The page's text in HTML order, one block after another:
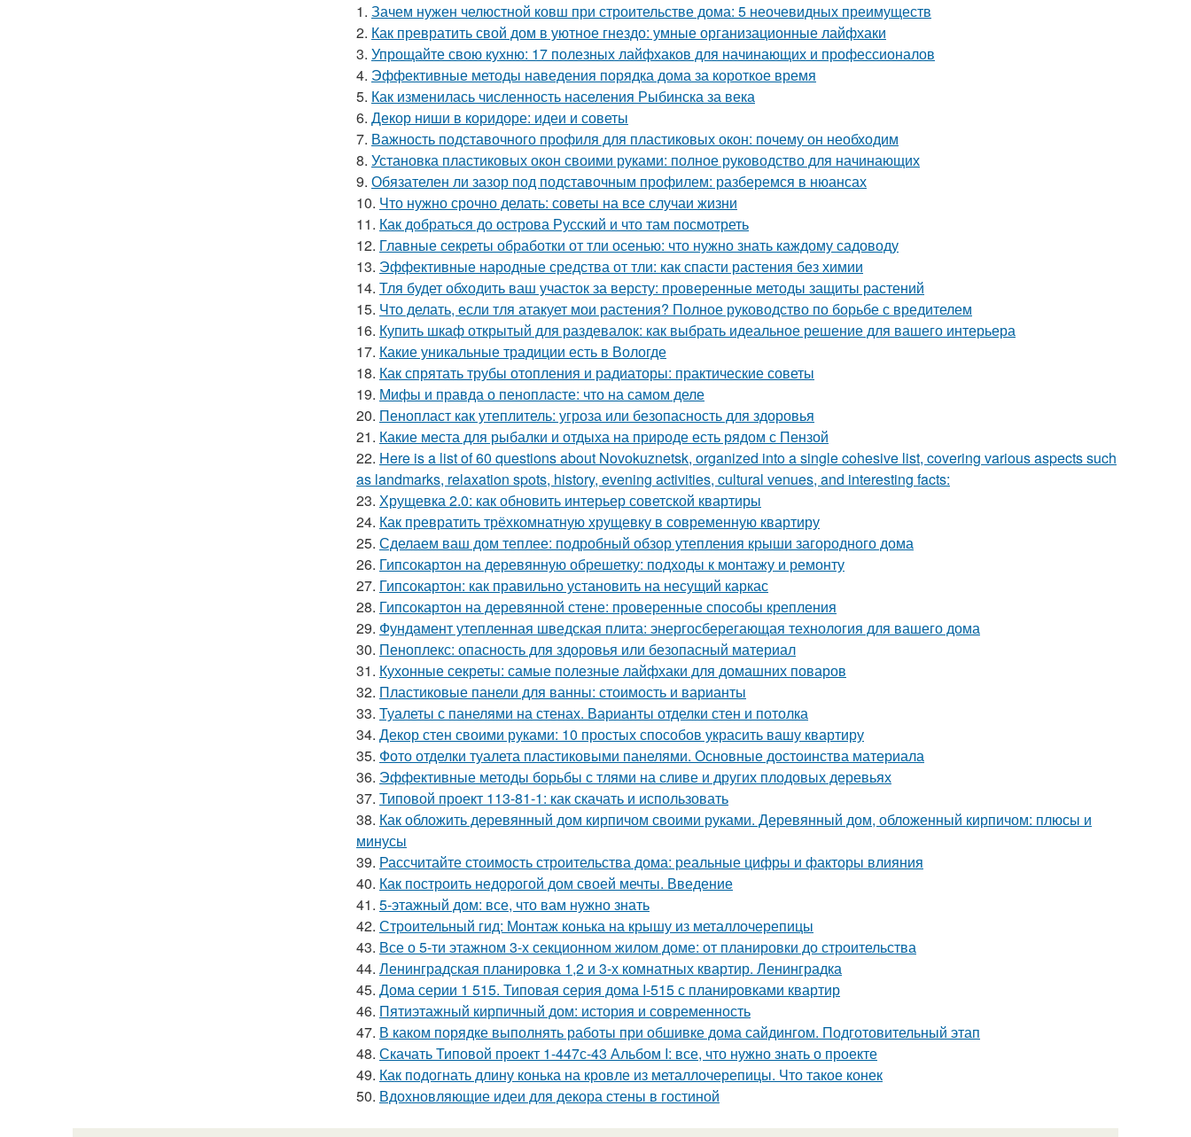
1. Зачем нужен челюстной ковш при строительстве дома: 5 неочевидных преимуществ
2. Как превратить свой дом в уютное гнездо: умные организационные лайфхаки
3. Упрощайте свою кухню: 17 полезных лайфхаков для начинающих и профессионалов
4. Эффективные методы наведения порядка дома за короткое время
5. Как изменилась численность населения Рыбинска за века
6. Декор ниши в коридоре: идеи и советы
7. Важность подставочного профиля для пластиковых окон: почему он необходим
8. Установка пластиковых окон своими руками: полное руководство для начинающих
9. Обязателен ли зазор под подставочным профилем: разберемся в нюансах
10. Что нужно срочно делать: советы на все случаи жизни
11. Как добраться до острова Русский и что там посмотреть
12. Главные секреты обработки от тли осенью: что нужно знать каждому садоводу
13. Эффективные народные средства от тли: как спасти растения без химии
14. Тля будет обходить ваш участок за версту: проверенные методы защиты растений
15. Что делать, если тля атакует мои растения? Полное руководство по борьбе с вредителем
16. Купить шкаф открытый для раздевалок: как выбрать идеальное решение для вашего интерьера
17. Какие уникальные традиции есть в Вологде
18. Как спрятать трубы отопления и радиаторы: практические советы
19. Мифы и правда о пенопласте: что на самом деле
20. Пенопласт как утеплитель: угроза или безопасность для здоровья
21. Какие места для рыбалки и отдыха на природе есть рядом с Пензой
22. Here is a list of 60 questions about Novokuznetsk, organized into a single cohesive list, covering various aspects such
as landmarks, relaxation spots, history, evening activities, cultural venues, and interesting facts:
23. Хрущевка 2.0: как обновить интерьер советской квартиры
24. Как превратить трёхкомнатную хрущевку в современную квартиру
25. Сделаем ваш дом теплее: подробный обзор утепления крыши загородного дома
26. Гипсокартон на деревянную обрешетку: подходы к монтажу и ремонту
27. Гипсокартон: как правильно установить на несущий каркас
28. Гипсокартон на деревянной стене: проверенные способы крепления
29. Фундамент утепленная шведская плита: энергосберегающая технология для вашего дома
30. Пеноплекс: опасность для здоровья или безопасный материал
31. Кухонные секреты: самые полезные лайфхаки для домашних поваров
32. Пластиковые панели для ванны: стоимость и варианты
33. Туалеты с панелями на стенах. Варианты отделки стен и потолка
34. Декор стен своими руками: 10 простых способов украсить вашу квартиру
35. Фото отделки туалета пластиковыми панелями. Основные достоинства материала
36. Эффективные методы борьбы с тлями на сливе и других плодовых деревьях
37. Типовой проект 113-81-1: как скачать и использовать
38. Как обложить деревянный дом кирпичом своими руками. Деревянный дом, обложенный кирпичом: плюсы и
минусы
39. Рассчитайте стоимость строительства дома: реальные цифры и факторы влияния
40. Как построить недорогой дом своей мечты. Введение
41. 5-этажный дом: все, что вам нужно знать
42. Строительный гид: Монтаж конька на крышу из металлочерепицы
43. Все о 5-ти этажном 3-х секционном жилом доме: от планировки до строительства
44. Ленинградская планировка 1,2 и 3-х комнатных квартир. Ленинградка
45. Дома серии 1 515. Типовая серия дома I-515 с планировками квартир
46. Пятиэтажный кирпичный дом: история и современность
47. В каком порядке выполнять работы при обшивке дома сайдингом. Подготовительный этап
48. Скачать Типовой проект 1-447с-43 Альбом I: все, что нужно знать о проекте
49. Как подогнать длину конька на кровле из металлочерепицы. Что такое конек
50. Вдохновляющие идеи для декора стены в гостиной